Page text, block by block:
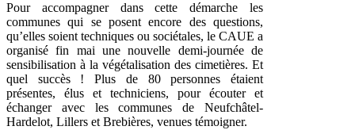
Pour accompagner dans cette démarche les
communes qui se posent encore des questions,
qu’elles soient techniques ou sociétales, le CAUE a
organisé fin mai une nouvelle demi-journée de
sensibilisation à la végétalisation des cimetières. Et
quel succès ! Plus de 80 personnes étaient
présentes, élus et techniciens, pour écouter et
échanger avec les communes de Neufchâtel-
Hardelot, Lillers et Brebières, venues témoigner.